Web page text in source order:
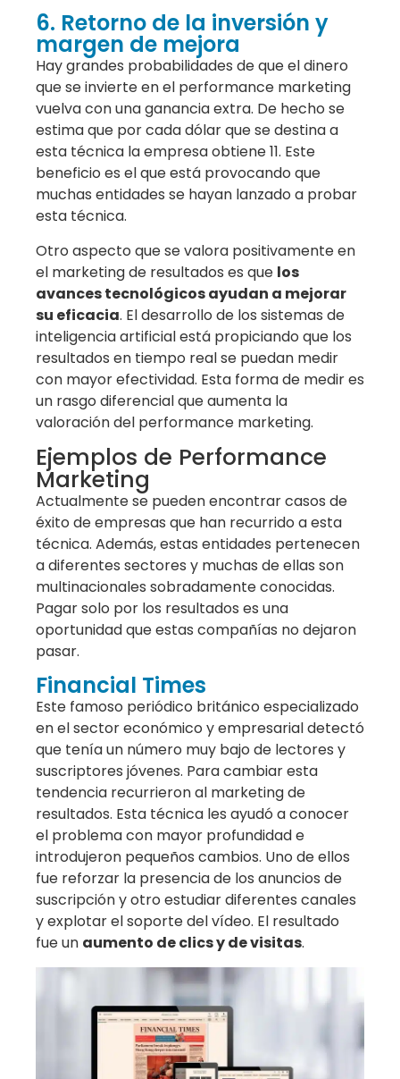
6. Retorno de la inversión y
margen de mejora
Hay grandes probabilidades de que el dinero
que se invierte en el performance marketing
vuelva con una ganancia extra. De hecho se
estima que por cada dólar que se destina a
esta técnica la empresa obtiene 11. Este
beneficio es el que está provocando que
muchas entidades se hayan lanzado a probar
esta técnica.
Otro aspecto que se valora positivamente en
el marketing de resultados es que los
avances tecnológicos ayudan a mejorar
su eficacia. El desarrollo de los sistemas de
inteligencia artificial está propiciando que los
resultados en tiempo real se puedan medir
con mayor efectividad. Esta forma de medir es
un rasgo diferencial que aumenta la
valoración del performance marketing.
Ejemplos de Performance
Marketing
Actualmente se pueden encontrar casos de
éxito de empresas que han recurrido a esta
técnica. Además, estas entidades pertenecen
a diferentes sectores y muchas de ellas son
multinacionales sobradamente conocidas.
Pagar solo por los resultados es una
oportunidad que estas compañías no dejaron
pasar.
Financial Times
Este famoso periódico británico especializado
en el sector económico y empresarial detectó
que tenía un número muy bajo de lectores y
suscriptores jóvenes. Para cambiar esta
tendencia recurrieron al marketing de
resultados. Esta técnica les ayudó a conocer
el problema con mayor profundidad e
introdujeron pequeños cambios. Uno de ellos
fue reforzar la presencia de los anuncios de
suscripción y otro estudiar diferentes canales
y explotar el soporte del vídeo. El resultado
fue un aumento de clics y de visitas.